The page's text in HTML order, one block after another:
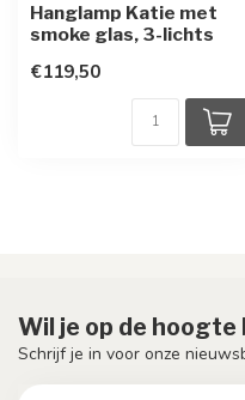
Hanglamp Katie met
smoke glas, 3-lichts
€119,50
Wil je op de
Schrijf je in voor onze